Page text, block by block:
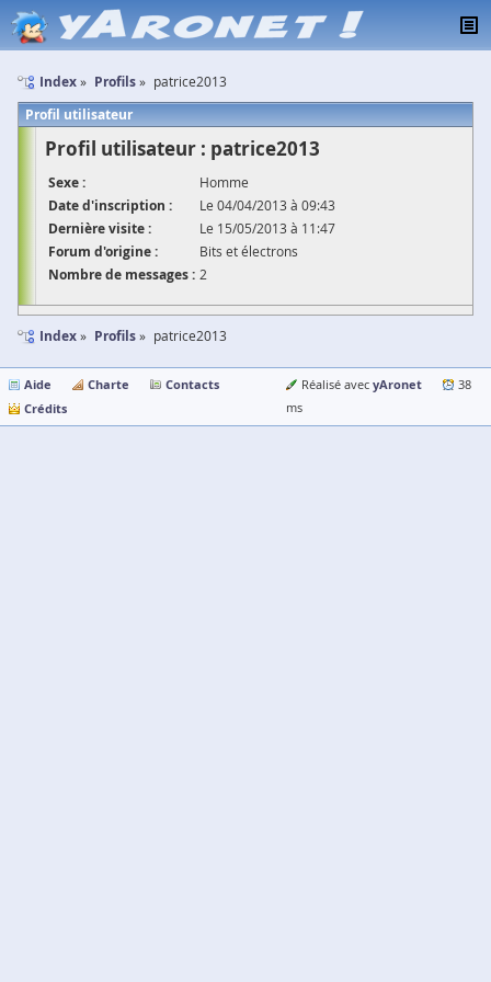
Index Profils patrice2013
Profil utilisateur
Profil utilisateur : patrice2013
Sexe : Homme
Date d'inscription : Le 04/04/2013 à 09:43
Dernière visite : Le 15/05/2013 à 11:47
Forum d'origine : Bits et électrons
Nombre de messages : 2
Index Profils patrice2013
Aide Charte
Contacts
Crédits
Réalisé avec yAronet
38
ms